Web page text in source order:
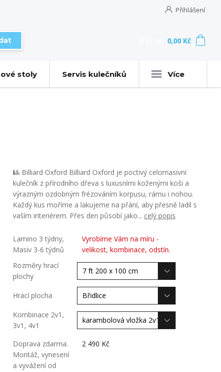
Přihlášení
0,00 Kč
stoly Servis kulečníků Více
🎱 Billiard Oxford Billiard Oxford je poctivý celomasivní
kulečník z přírodního dřeva s luxusními koženými koši a
výrazným ozdobným frézováním korpusu, rámu i nohou.
Každý kus moříme a lakujeme na přání, aby přesně ladil s
vaším interiérem. Přes den působí jako... celý popis
Lamino 3 týdny,
Masiv 3-6 týdnů
Vyrobíme Vám na míru -
velikost, kombinace, odstín.
Rozměry hrací
plochy
Hrací plocha
Kombinace 2v1,
3v1, 4v1
Doprava zdarma.
Montáž, vynesení
a vyvážení od
2 490 Kč